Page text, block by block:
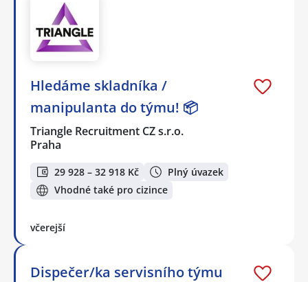
Hledáme skladníka /
manipulanta do týmu! 📦
Triangle Recruitment CZ s.r.o.
Praha
29 928 – 32 918 Kč
Plný úvazek
Vhodné také pro cizince
včerejší
Dispečer/ka servisního týmu